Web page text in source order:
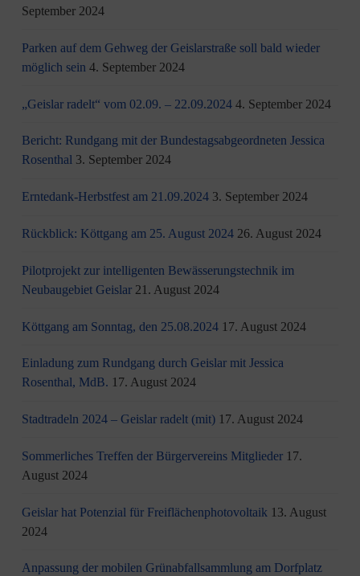
September 2024
Parken auf dem Gehweg der Geislarstraße soll bald wieder
möglich sein 4. September 2024
„Geislar radelt“ vom 02.09. – 22.09.2024 4. September 2024
Bericht: Rundgang mit der Bundestagsabgeordneten Jessica
Rosenthal 3. September 2024
Erntedank-Herbstfest am 21.09.2024 3. September 2024
Rückblick: Köttgang am 25. August 2024 26. August 2024
Pilotprojekt zur intelligenten Bewässerungstechnik im
Neubaugebiet Geislar 21. August 2024
Köttgang am Sonntag, den 25.08.2024 17. August 2024
Einladung zum Rundgang durch Geislar mit Jessica
Rosenthal, MdB. 17. August 2024
Stadtradeln 2024 – Geislar radelt (mit) 17. August 2024
Sommerliches Treffen der Bürgervereins Mitglieder 17.
August 2024
Geislar hat Potenzial für Freiflächenphotovoltaik 13. August
2024
Anpassung der mobilen Grünabfallsammlung am Dorfplatz